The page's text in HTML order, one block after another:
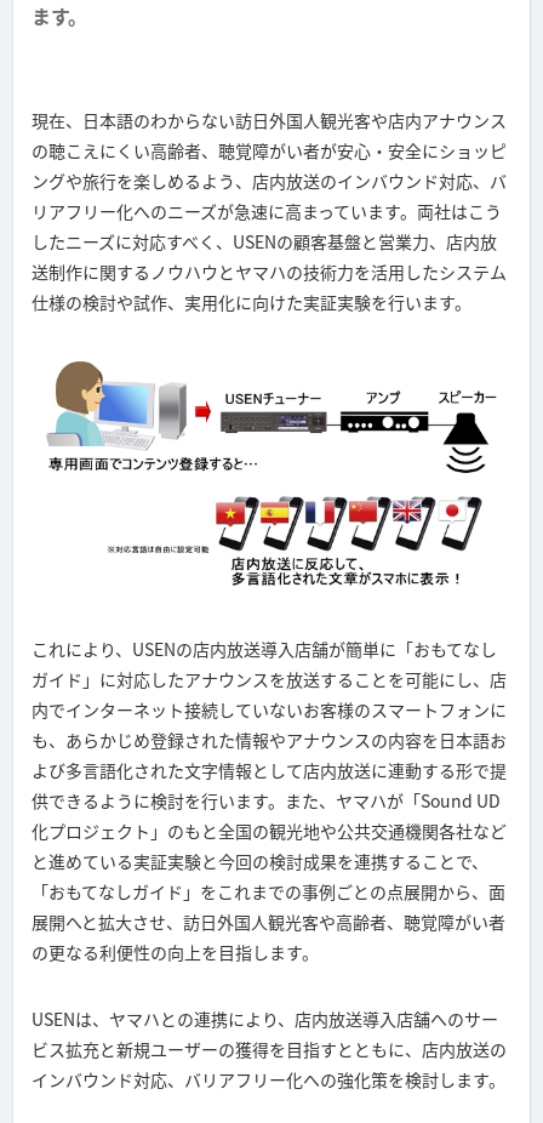
ます。
現在、日本語のわからない訪日外国人観光客や店内アナウンス
の聴こえにくい高齢者、聴覚障がい者が安心・安全にショッピ
ングや旅行を楽しめるよう、店内放送のインバウンド対応、バ
リアフリー化へのニーズが急速に高まっています。両社はこう
したニーズに対応すべく、USENの顧客基盤と営業力、店内放
送制作に関するノウハウとヤマハの技術力を活用したシステム
仕様の検討や試作、実用化に向けた実証実験を行います。
これにより、USENの店内放送導入店舗が簡単に「おもてなし
ガイド」に対応したアナウンスを放送することを可能にし、店
内でインターネット接続していないお客様のスマートフォンに
も、あらかじめ登録された情報やアナウンスの内容を日本語お
よび多言語化された文字情報として店内放送に連動する形で提
供できるように検討を行います。また、ヤマハが「Sound UD
化プロジェクト」のもと全国の観光地や公共交通機関各社など
と進めている実証実験と今回の検討成果を連携することで、
「おもてなしガイド」をこれまでの事例ごとの点展開から、面
展開へと拡大させ、訪日外国人観光客や高齢者、聴覚障がい者
の更なる利便性の向上を目指します。
USENは、ヤマハとの連携により、店内放送導入店舗へのサー
ビス拡充と新規ユーザーの獲得を目指すとともに、店内放送の
インバウンド対応、バリアフリー化への強化策を検討します。